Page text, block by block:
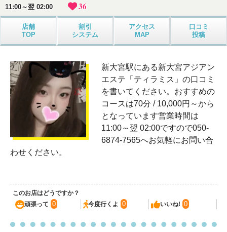
11:00～翌 02:00 36
店舗
TOP
割引
システム
アクセス
MAP
口コミ
投稿
新大宮駅にある新大宮アジアン
エステ「ティラミス」の口コミ
を書いてください。おすすめの
コースは70分 / 10,000円～から
となっています営業時間は
11:00～翌 02:00ですので050-
6874-7565へお気軽にお問い合
わせください。
このお店はどうですか？
頑張って 0 今度行くよ 0 いいね! 0